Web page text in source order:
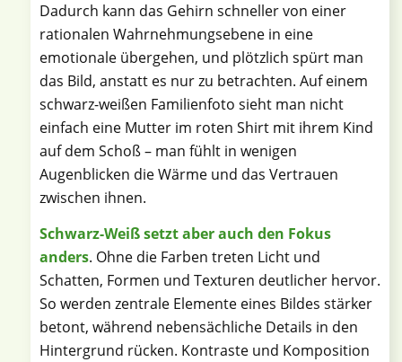
Dadurch kann das Gehirn schneller von einer
rationalen Wahrnehmungsebene in eine
emotionale übergehen, und plötzlich spürt man
das Bild, anstatt es nur zu betrachten. Auf einem
schwarz-weißen Familienfoto sieht man nicht
einfach eine Mutter im roten Shirt mit ihrem Kind
auf dem Schoß – man fühlt in wenigen
Augenblicken die Wärme und das Vertrauen
zwischen ihnen.
Schwarz-Weiß setzt aber auch den Fokus
anders. Ohne die Farben treten Licht und
Schatten, Formen und Texturen deutlicher hervor.
So werden zentrale Elemente eines Bildes stärker
betont, während nebensächliche Details in den
Hintergrund rücken. Kontraste und Komposition